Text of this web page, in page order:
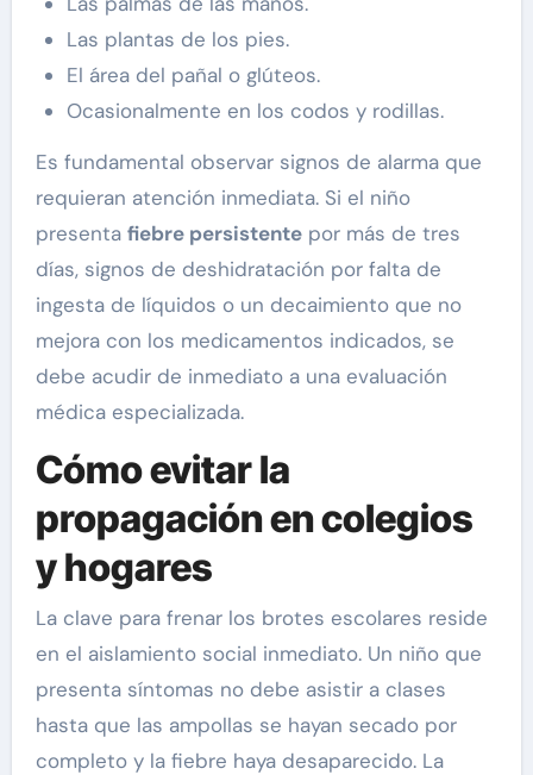
Las plantas de los pies.
El área del pañal o glúteos.
Ocasionalmente en los codos y rodillas.
Es fundamental observar signos de alarma que
requieran atención inmediata. Si el niño
presenta fiebre persistentepor más de tres
días, signos de deshidratación por falta de
ingesta de líquidos o un decaimiento que no
mejora con los medicamentos indicados, se
debe acudir de inmediato a una evaluación
médica especializada.
Cómo evitar la
propagación en colegios
y hogares
La clave para frenar los brotes escolares reside
en el aislamiento social inmediato. Un niño que
presenta síntomas no debe asistir a clases
hasta que las ampollas se hayan secado por
completo y la fiebre haya desaparecido. La